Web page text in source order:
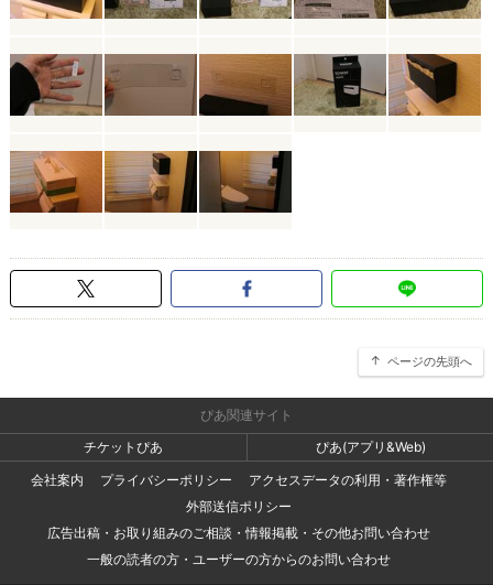
ページの先頭へ
ぴあ関連サイト
チケットぴあ
ぴあ(アプリ&Web)
会社案内
プライバシーポリシー
アクセスデータの利用・著作権等
外部送信ポリシー
広告出稿・お取り組みのご相談・情報掲載・その他お問い合わせ
一般の読者の方・ユーザーの方からのお問い合わせ